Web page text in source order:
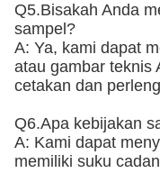
Q5.Bisakah Anda
sampel?
A: Ya, kami dapat
atau gambar teknis
cetakan dan
Q6.Apa kebijakan
A: Kami dapat
memiliki suku